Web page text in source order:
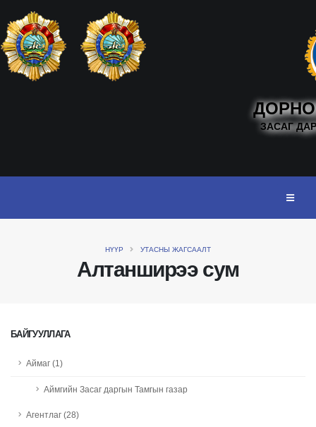
ЗАСАГ
Алтанширээ сум
НҮҮР УТАСНЫ ЖАГСААЛТ
БАЙГУУЛЛАГА
Аймаг (1)
Аймгийн Засаг даргын Тамгын газар
Агентлаг (28)